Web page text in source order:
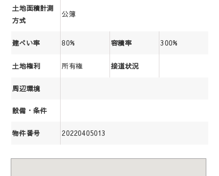
土地面積計測
方式
公簿
建ぺい率 80% 容積率 300%
土地権利 所有権 接道状況
周辺環境
設備・条件
物件番号 20220405013